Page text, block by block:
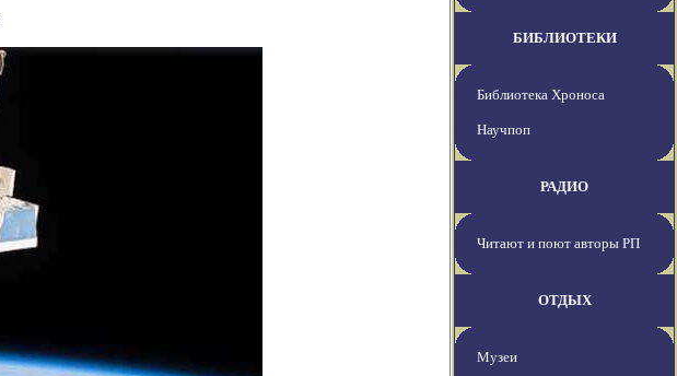
БИБЛИОТЕКИ
Библиотека Хроноса
Научпоп
РАДИО
Читают и поют авторы РП
ОТДЫХ
Музеи